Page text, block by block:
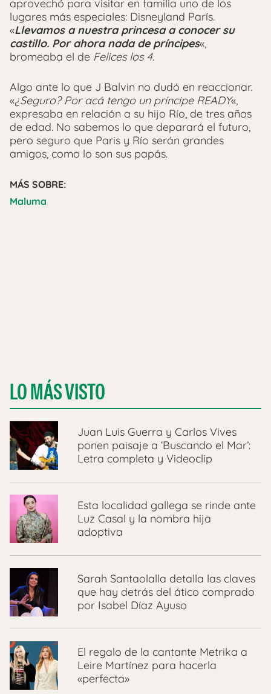
aprovechó para visitar en familia uno de los
lugares más especiales: Disneyland París.
«Llevamos a nuestra princesa a conocer su
castillo. Por ahora nada de príncipes«,
bromeaba el de Felices los 4.
Algo ante lo que J Balvin no dudó en reaccionar.
«¿Seguro? Por acá tengo un príncipe READY«,
expresaba en relación a su hijo Río, de tres años
de edad. No sabemos lo que deparará el futuro,
pero seguro que Paris y Río serán grandes
amigos, como lo son sus papás.
MÁS SOBRE:
Maluma
LO MÁS VISTO
Juan Luis Guerra y Carlos Vives
ponen paisaje a ‘Buscando el Mar’:
Letra completa y Videoclip
Esta localidad gallega se rinde ante
Luz Casal y la nombra hija
adoptiva
Sarah Santaolalla detalla las claves
que hay detrás del ático comprado
por Isabel Díaz Ayuso
El regalo de la cantante Metrika a
Leire Martínez para hacerla
«perfecta»